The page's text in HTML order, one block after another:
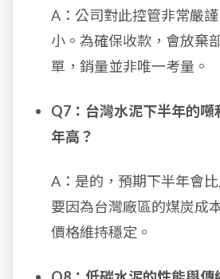
A：公司對此控管非常嚴
小。為確保收款，會放棄
單，銷量並非唯一考量。
Q7：台灣水泥下半年的噸
年高？
A：是的，預期下半年會
要因為台灣廠區的煤炭成
價格維持穩定。